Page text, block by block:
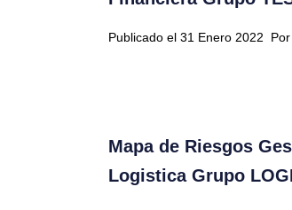
Publicado el 31 Enero 2022
Mapa de Riesgos
Logistica Grupo